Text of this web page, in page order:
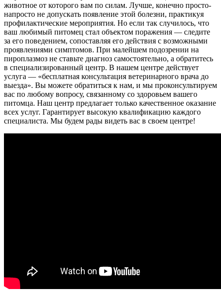
животное от которого вам по силам. Лучше, конечно просто-
напросто не допускать появление этой болезни, практикуя
профилактические мероприятия. Но если так случилось, что
ваш любимый питомец стал объектом поражения — следите
за его поведением, сопоставляя его действия с возможными
проявлениями симптомов. При малейшем подозрении на
пироплазмоз не ставьте диагноз самостоятельно, а обратитесь
в специализированный центр. В нашем центре действует
услуга — «бесплатная консультация ветеринарного врача до
выезда». Вы можете обратиться к нам, и мы проконсультируем
вас по любому вопросу, связанному со здоровьем вашего
питомца. Наш центр предлагает только качественное оказание
всех услуг. Гарантирует высокую квалификацию каждого
специалиста. Мы будем рады видеть вас в своем центре!